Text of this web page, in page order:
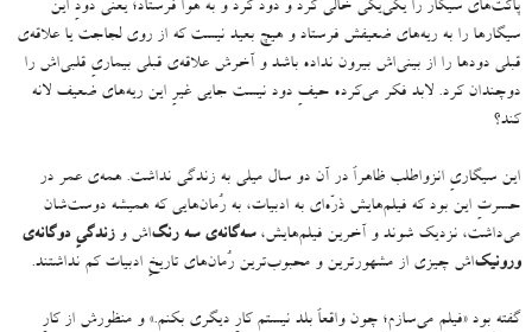
پاکت‌های سیگار را یکی‌یکی خالی کرد و دود کرد و به هوا فرستاد؛ یعنی دودِ این
سیگارها را به ریه‌های ضعیفش فرستاد و هیچ بعید نیست که از روی لجاجت یا علاقه‌ی
قبلی دودها ‌را از بینی‌اش بیرون نداده باشد و آخرش علاقه‌ی قبلی بیماریِ قلبی‌اش را
دوچندان کرد. لابد فکر می‌کرده حیفِ دود نیست جایی غیرِ این ریه‌های ضعیف لانه
کند؟
این سیگاریِ انزواطلب ظاهراً در آن دو سال میلی به زندگی نداشت.همه‌ی عمر در
حسرتِ این بود که فیلم‌هایش ذرّه‌ای به ادبیات، به رُمان‌هایی که همیشه دوست‌شان
می‌داشت، نزدیک شوند و آخرین فیلم‌هایش،سه‌گانه‌ی سه رنگ‌اش وزندگیِ دوگانه‌ی
ورونیک‌‌اش چیزی از مشهورترین و محبوب‌ترین رُمان‌های تاریخِ ادبیات کم نداشتند.
گفته بود«فیلم می‌سازم؛ چون واقعاً بلد نیستم کارِ دیگری بکنم.»و منظورش از کارِ